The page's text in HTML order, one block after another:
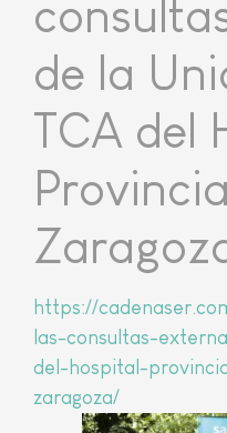
de la
TCA del
https://
las-consultas-
del-hospital-
zaragoza/